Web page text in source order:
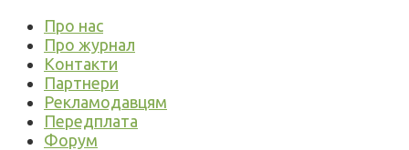
Про нас
Про журнал
Контакти
Партнери
Рекламодавцям
Передплата
Форум